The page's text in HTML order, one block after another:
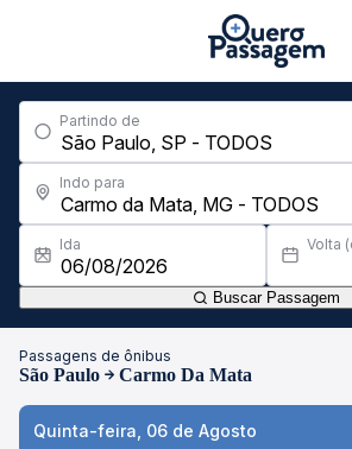
Partindo de
Indo para
Ida Volta
Buscar Passagem
Passagens de ônibus
São Paulo Carmo Da Mata
Quinta-feira, 06 de Agosto